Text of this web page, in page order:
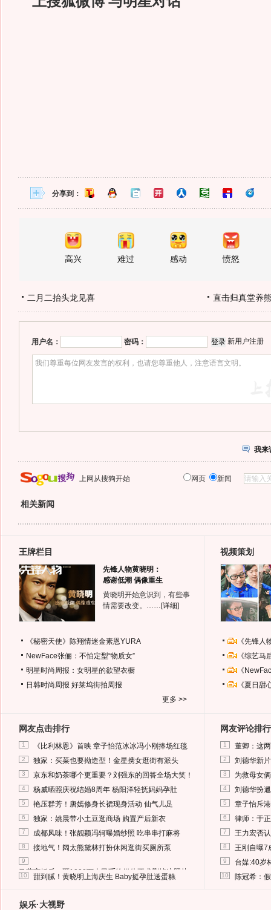
分享到：
高兴 难过 感动 愤怒
二月二抬头龙见喜 直击归真堂养
用户名： 密码： 新用户注册
我来
上网从搜狗开始 网页 新闻
相关新闻
王牌栏目
先锋人物黄晓明：
感谢低潮 偶像重生
黄晓明开始意识到，有些事
情需要改变。…… [详细]
《秘密天使》陈翔情迷金素恩YURA
NewFace张俪：不怕定型“物质女”
明星时尚周报：女明星的欲望衣橱
日韩时尚周报 好莱坞街拍周报
更多 >>
视频策划
《先锋
《综艺
《
《夏日
网友点击排行
1 《比利林恩》首映 章子怡范冰冰冯小刚捧场红毯
2 独家：买菜也要拗造型！金星携女逛街有派头
3 京东和奶茶哪个更重要？刘强东的回答全场大笑！
4 杨威晒照庆祝结婚8周年 杨阳洋轻抚妈妈孕肚
5 艳压群芳！唐嫣修身长裙现身活动 仙气儿足
6 独家：姚晨带小土豆逛商场 购置产后新衣
7 成都风味！张靓颖冯轲曝婚纱照 吃串串打麻将
8 接地气！阔太熊黛林打扮休闲逛街买厕所泵
9
马蓉离婚后，砸1000万人民币给媒体要求删掉这照片
10 甜到腻！黄晓明上海庆生 Baby挺孕肚送蛋糕
网友评论排行
1 董卿：这
2 刘德华新
3 为救母女
4 刘德华扮
5 章子怡斥
6 律师：于
7 王力宏否
8 王刚自曝7
9 台媒:40岁
10 陈冠希：
娱乐·大视野